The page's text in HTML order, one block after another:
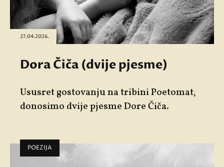
27.04.2026.
Dora Čiča (dvije pjesme)
Ususret gostovanju na tribini Poetomat,
donosimo dvije pjesme Dore Čiča.
POEZIJA